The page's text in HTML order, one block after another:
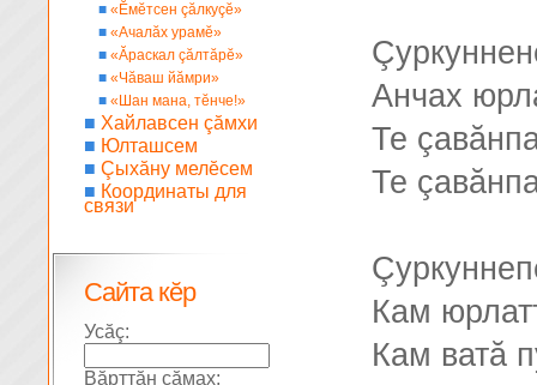
Анчах
Те
Те
Кам
Кам ватă
■ «Ĕмĕтсен çăлкуçĕ»
■ «Ачалăх урамĕ»
■ «Ăраскал çăлтăрĕ»
■ «Чăваш йăмри»
■ «Шан мана, тĕнче!»
■ Хайлавсен çăмхи
■ Юлташсем
■ Çыхăну мелĕсем
■ Координаты для
связи
Сайта кĕр
Усăç:
Вăрттăн сăмах: